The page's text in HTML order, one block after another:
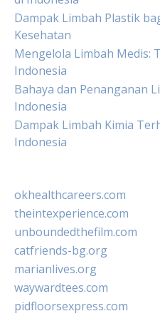
Dampak Limbah Plastik
Kesehatan
Mengelola Limbah Medis:
Indonesia
Bahaya dan Penanganan
Indonesia
Dampak Limbah Kimia
Indonesia
okhealthcareers.com
theintexperience.com
unboundedthefilm.com
catfriends-bg.org
marianlives.org
waywardtees.com
pidfloorsexpress.com